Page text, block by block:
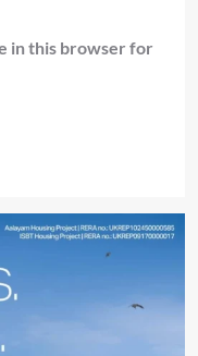
in this browser for